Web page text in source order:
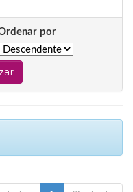
por